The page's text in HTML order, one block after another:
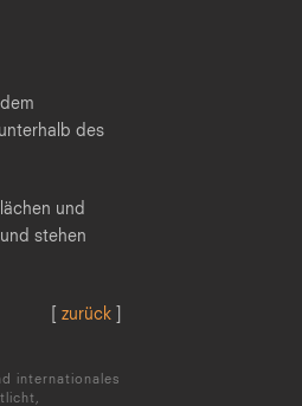
des
und
stehen
[ zurück ]
internationales